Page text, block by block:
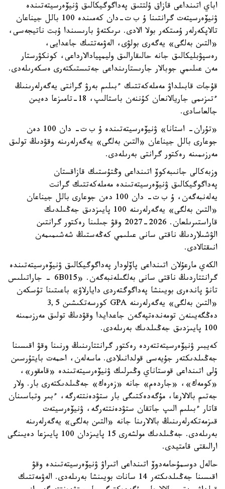
اباي اتىنداعى قازاق ۇلتتىق پەداگوگيكالىق ۋنيۆەرسيتەتىندە
ۋنيۆەرسيتەت گرانتىنا ۇ ب ت-دان كەمىندە 100 بالل جيناعان
تالاپكەرلەر ۇمىتكەر بولا الادى. ىرىكتەۋ بارىسىندا ۇبت ناتيجەسى،
«التىن بەلگى» يەگەرى بولۋى، الەۋمەتتىك جاعدايى،
رەسپۋبليكالىق جانە حالىقارالىق وليمپيادالارداعى، كونكۋرستار
مەن عىلىمي جوبالار جارىستارىنداعى جەتىستىكتەرى ەسكەرىلەدى.
قۇجات قابىلداۋ مەملەكەتتىك ءبىلىم بەرۋ گرانتى يەگەرلەرىنىڭ
ءتىزىمى جاريالانعان كۇننەن باستالىپ، 18-تامىزعا دەيىن
جالعاسادى.
«تۇران- استانا» ۋنيۆەرسيتەتىندە ۇ ب ت- دان 100 دەن
جوعارى بالل جيناعان «التىن بەلگى» يەگەرلەرىنە وقۋدىڭ تولىق
مەرزىمىنە رەكتور گرانتى بەرىلەدى.
وزبەكالى جانىبەكوۆ اتىنداعى وڭتۇستىك قازاقستان
پەداگوگيكالىق ۋنيۆەرسيتەتىندە مەملەكەتتىك گرانت
يەلەنبەگەن، ۇ ب ت- دان 100 دەن جوعارى بالل جيناعان
«التىن بەلگى» يەگەرلەرىنە 100 پايىزدىق جەڭىلدىك
قاراستىرىلعان. 2026-2027 وقۋ جىلىنا رەكتور گرانتىن
الۋشىلاردىڭ ناقتى سانى عىلىمي كەڭەستىڭ شەشىمىمەن
انىقتالادى.
الكەي مارعۇلان اتىنداعى پاۆلودار پەداگوگيكالىق ۋنيۆەرسيتەتىندە
گرانتتاردىڭ ناقتى سانى بەلگىلەنبەگەن. «6B015 - جاراتىلىس
تانۋ پاندەرى بويىنشا پەداگوگتەردى دايارلاۋ» باعىتىنا تۇسكەن
«التىن بەلگى» يەگەرلەرىنە GPA كورسەتكىشىن 3,5
دەڭگەيىنەن تومەندەتپەگەن جاعدايدا وقۋدىڭ تولىق مەرزىمىنە
100 پايىزدىق جەڭىلدىك بەرىلەدى.
كەيبىر ۋنيۆەرسيتەتتەردە رەكتور گرانتتارىنىڭ ورنىنا وقۋ اقىسىنا
جەڭىلدىكتەر جۇيەسى قولدانىلادى. ماسەلەن، احمەت بايتۇرسىن
ۇلى اتىنداعى قوستاناي وڭىرلىك ۋنيۆەرسيتەتىندە «قامقور»،
«كومەك»، «جاردەم» جانە «زەرەك» جەڭىلدىكتەرى بار. ولار
جەتىم بالالارعا، مۇگەدەكتىگى بار ستۋدەنتتەرگە، ءبىر وتباسىنان
قاتار ءبىلىم الىپ جاتقان ستۋدەنتتەرگە، ۋنيۆەرسيتەت
قىزمەتكەرلەرىنىڭ بالالارىنا جانە «التىن بەلگى» يەگەرلەرىنە
بەرىلەدى. جەڭىلدىك مولشەرى 15 پايىزدان 100 پايىزعا دەيىنگى
ارالىقتى قامتيدى.
حالەل دوسمۇحامەدوۆ اتىنداعى اتىراۋ ۋنيۆەرسيتەتىندە وقۋ
اقىسىنا جەڭىلدىكتەر 14 سانات بويىنشا بەرىلەدى. الەۋمەتتىك